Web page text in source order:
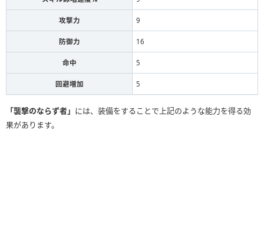
攻撃力 9
防御力 16
命中 5
回避増加 5
「襲撃のならず者」 には、装備をすることで上記のような能力を得る効
果があります。